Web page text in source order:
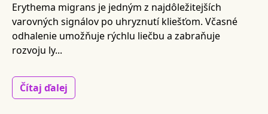
Erythema migrans je jedným z najdôležitejších
varovných signálov po uhryznutí kliešťom. Včasné
odhalenie umožňuje rýchlu liečbu a zabraňuje
rozvoju ly...
Čítaj ďalej